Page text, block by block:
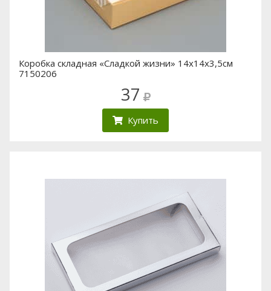
Коробка складная «Сладкой жизни» 14х14х3,5см
7150206
37
Купить